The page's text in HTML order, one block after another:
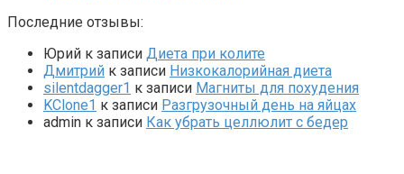
Последние отзывы:
Юрий к записи Диета при колите
Дмитрий к записи Низкокалорийная диета
silentdagger1 к записи Магниты для похудения
KClone1 к записи Разгрузочный день на яйцах
admin к записи Как убрать целлюлит с бедер